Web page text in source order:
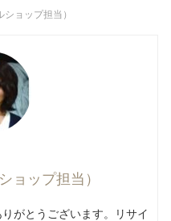
ショップ担当）
ョップ担当）
がとうございます。リサイ